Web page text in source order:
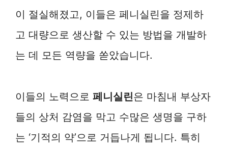
이 절실해졌고, 이들은 페니실린을 정제하
고 대량으로 생산할 수 있는 방법을 개발하
는 데 모든 역량을 쏟았습니다.
이들의 노력으로 페니실린은 마침내 부상자
들의 상처 감염을 막고 수많은 생명을 구하
는 ‘기적의 약’으로 거듭나게 됩니다. 특히